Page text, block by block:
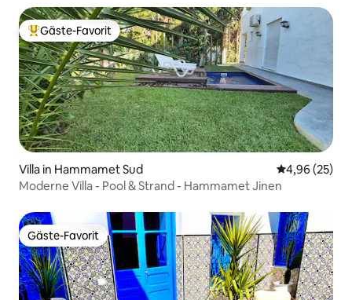
Beliebter Gäste-Favorit.
Gäste-Favorit
Villa in Hammamet Sud
4,96 (25)
Moderne Villa - Pool & Strand - Hammamet Jinen
Gäste-Favorit
Gäste-Favorit